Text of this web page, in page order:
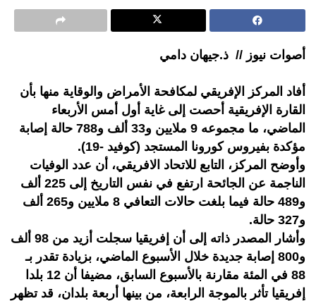
أصوات نيوز // ذ.جيهان دامي
أفاد المركز الإفريقي لمكافحة الأمراض والوقاية منها بأن
القارة الإفريقية أحصت إلى غاية أول أمس الأربعاء
الماضي، ما مجموعه 9 ملايين و33 ألف و788 حالة إصابة
مؤكدة بفيروس كورونا المستجد (كوفيد -19).
وأوضح المركز، التابع للاتحاد الافريقي، أن عدد الوفيات
الناجمة عن الجائحة ارتفع في نفس التاريخ إلى 225 ألف
و489 حالة فيما بلغت حالات التعافي 8 ملايين و265 ألف
و327 حالة.
وأشار المصدر ذاته إلى أن إفريقيا سجلت أزيد من 98 ألف
و800 إصابة جديدة خلال الأسبوع الماضي، بزيادة تقدر بـ
88 في المئة مقارنة بالأسبوع السابق، مضيفا أن 12 بلدا
إفريقيا تأثر بالموجة الرابعة، من بينها أربعة بلدان، قد تظهر